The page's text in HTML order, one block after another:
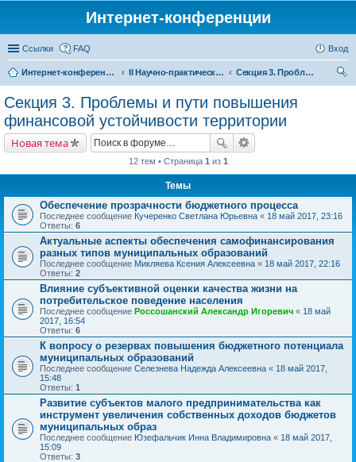
Интернет-конференции
Ссылки FAQ Вход
Интернет-конференции II Научно-практическая интернет-конференция «Проблемы экономического роста и устойчивого развития территорий»
Секция 3. Проблемы и пути повышения финансовой устойчивости территории
Секция 3. Проблемы и пути повышения
финансовой устойчивости территории
Новая тема
12 тем • Страница 1 из 1
Темы
Обеспечение прозрачности бюджетного процесса
Последнее сообщение Кучеренко Светлана Юрьевна « 18 май 2017, 23:16
Ответы: 6
Актуальные аспекты обеспечения самофинансирования
разных типов муниципальных образований
Последнее сообщение Микляева Ксения Алексеевна « 18 май 2017, 22:16
Ответы: 2
Влияние субъективной оценки качества жизни на
потребительское поведение населения
Последнее сообщение Россошанский Александр Игоревич « 18 май
2017, 16:54
Ответы: 6
К вопросу о резервах повышения бюджетного потенциала
муниципальных образований
Последнее сообщение Селезнева Надежда Алексеевна « 18 май 2017,
15:48
Ответы: 1
Развитие субъектов малого предпринимательства как
инструмент увеличения собственных доходов бюджетов
муниципальных образ
Последнее сообщение Юзефальчик Инна Владимировна « 18 май 2017,
15:09
Ответы: 3